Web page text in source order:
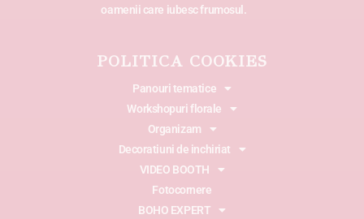
oamenii care iubesc frumosul.
POLITICA COOKIES
Panouri tematice
Workshopuri florale
Organizam
Decoratiuni de inchiriat
VIDEO BOOTH
Fotocornere
BOHO EXPERT